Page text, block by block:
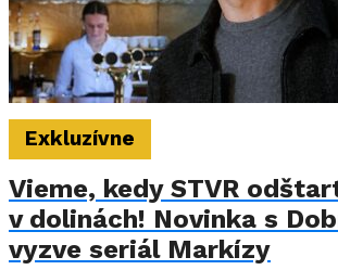
Exkluzívne
Vieme, kedy STVR
v dolinách! Novinka s
vyzve seriál Markízy